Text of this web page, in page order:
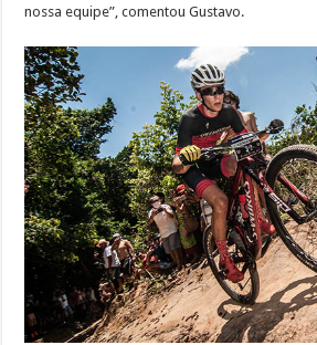
nossa equipe”, comentou Gustavo.